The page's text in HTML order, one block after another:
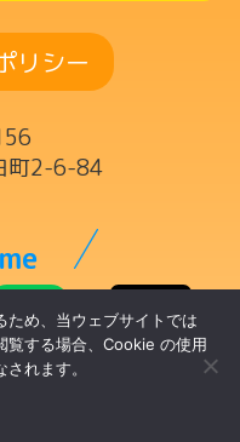
リシー
町2-6-84
クスクール
ため、当ウェブサイトでは
覧する場合、Cookie の使用
れます。